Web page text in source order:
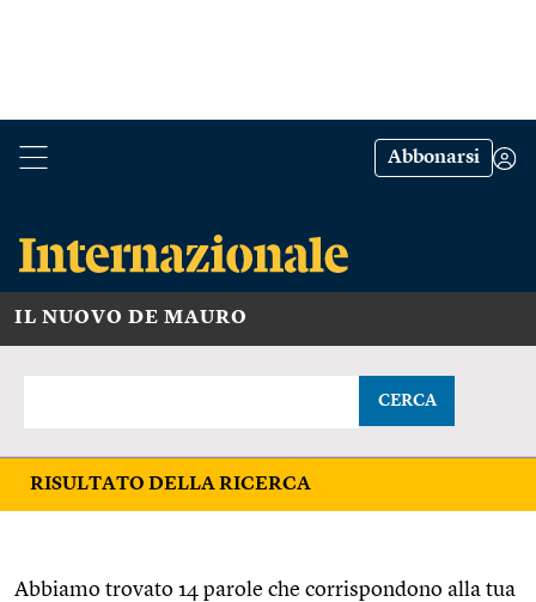
Abbonarsi
IL NUOVO DE MAURO
CERCA
RISULTATO DELLA RICERCA
Abbiamo trovato 14 parole che corrispondono alla tua